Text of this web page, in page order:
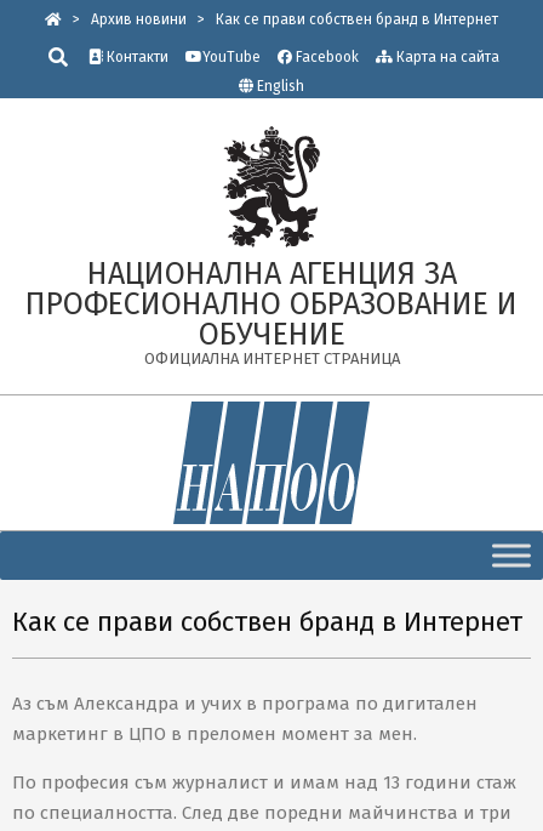
content
> Архив новини >
Как се прави собствен бранд в Интернет
Търсене
Контакти YouTube Facebook
Карта на сайта
English
НАЦИОНАЛНА АГЕНЦИЯ ЗА
ПРОФЕСИОНАЛНО ОБРАЗОВАНИЕ И
ОБУЧЕНИЕ
ОФИЦИАЛНА ИНТЕРНЕТ СТРАНИЦА
Navigation
Как се прави собствен бранд в Интернет
Аз съм Александра и учих в програма по дигитален
маркетинг в ЦПО в преломен момент за мен.
По професия съм журналист и имам над 13 години стаж
по специалността. След две поредни майчинства и три